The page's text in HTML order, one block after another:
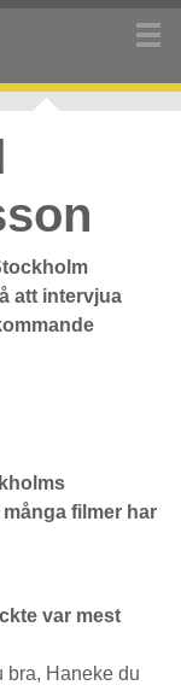
att intervjua
filmer har
var mest
bra, Haneke du